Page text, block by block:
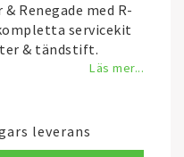
Renegade med R-
servicekit
& tändstift.
Läs mer...
leverans